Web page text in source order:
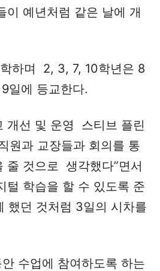
이 예년처럼 같은 날에 개
하며 2, 3, 7, 10학년은 8
일에 등교한다.
개선 및 운영 스티브 플린
원과 교장들과 회의를 통
줄 것으로 생각했다”면서
털 학습을 할 수 있도록 준
했던 것처럼 3일의 시차를
수업에 참여하도록 하는